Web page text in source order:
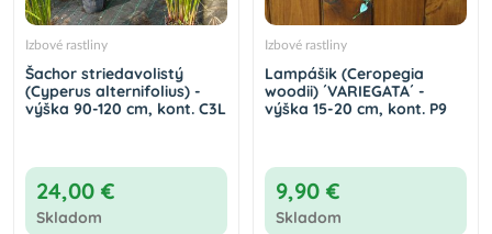
Izbové rastliny
Šachor striedavolistý
(Cyperus alternifolius) -
výška 90-120 cm, kont. C3L
24,00 €
Skladom
Izbové rastliny
Lampášik (Ceropegia
woodii) ´VARIEGATA´ -
výška 15-20 cm, kont. P9
9,90 €
Skladom